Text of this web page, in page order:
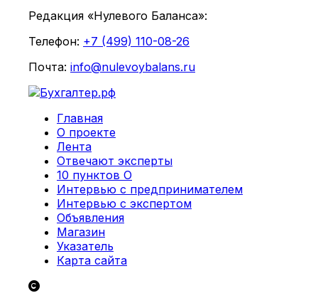
Редакция «Нулевого Баланса»:
Телефон: +7 (499) 110-08-26
Почта: info@nulevoybalans.ru
Главная
О проекте
Лента
Отвечают эксперты
10 пунктов О
Интервью с предпринимателем
Интервью с экспертом
Объявления
Магазин
Указатель
Карта сайта